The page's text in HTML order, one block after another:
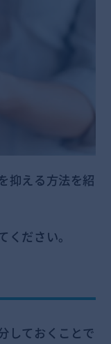
抑える方法を紹
ださい。
しておくことで